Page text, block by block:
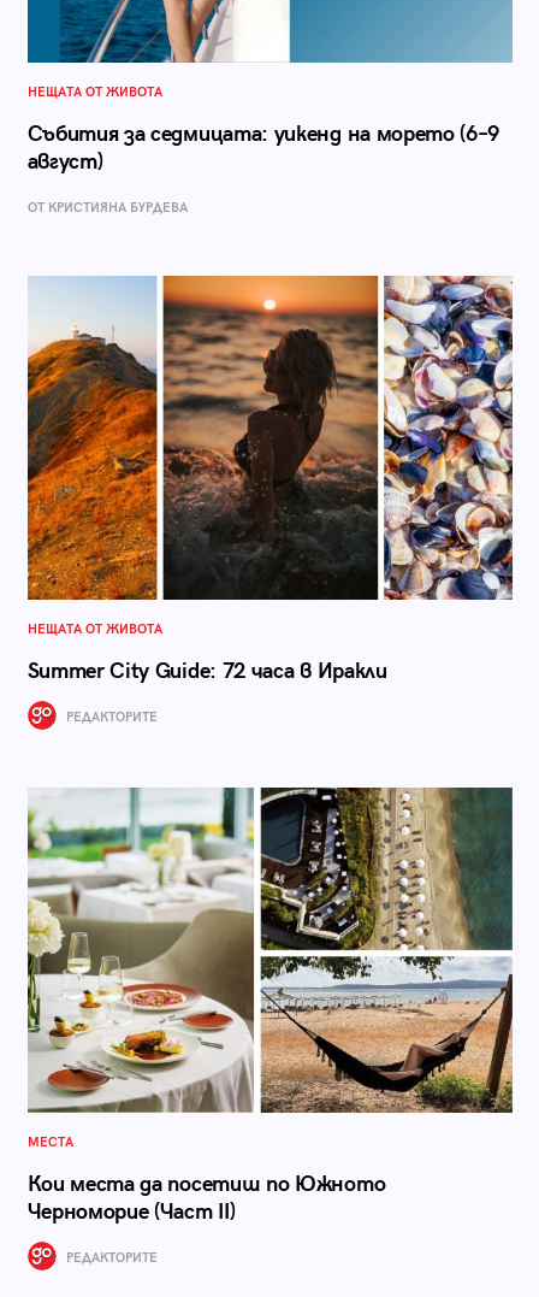
НЕЩАТА ОТ ЖИВОТА
Събития за седмицата: уикенд на морето (6–9
август)
ОТ КРИСТИЯНА БУРДЕВА
НЕЩАТА ОТ ЖИВОТА
Summer City Guide: 72 часа в Иракли
РЕДАКТОРИТЕ
МЕСТА
Кои места да посетиш по Южното
Черноморие (Част II)
РЕДАКТОРИТЕ